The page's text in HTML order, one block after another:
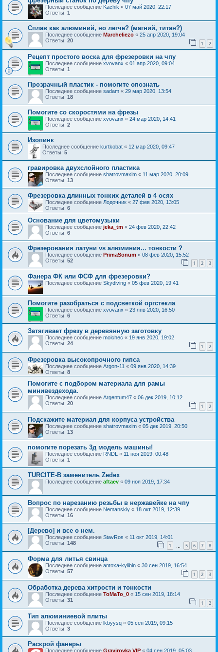
Последнее сообщение Kachik « 07 май 2020, 22:17
Ответы: 1
Сплав как алюминий, но легче? (магний, титан?)
Последнее сообщение Marcheliezo « 25 апр 2020, 19:04
Ответы: 20 1 2
Рецепт простого воска для фрезеровки на чпу
Последнее сообщение xvovanx « 01 апр 2020, 09:04
Ответы: 1
Прозрачный пластик - помогите опознать
Последнее сообщение sadam « 29 мар 2020, 13:54
Ответы: 18
Помогите со скоростями на фрезы
Последнее сообщение xvovanx « 24 мар 2020, 14:41
Ответы: 2
Изопинк
Последнее сообщение kurtkobat « 12 мар 2020, 09:47
Ответы: 5
гравировка двухслойного пластика
Последнее сообщение shatrovmaxim « 11 мар 2020, 20:09
Ответы: 13
Фрезеровка длинных тонких деталей в 4 осях
Последнее сообщение Лодочник « 27 фев 2020, 13:05
Ответы: 6
Основание для цветомузыки
Последнее сообщение jeka_tm « 24 фев 2020, 22:42
Ответы: 6
Фрезерования латуни vs алюминия... тонкости ?
Последнее сообщение PrimaSonum « 08 фев 2020, 15:52
Ответы: 52 1 2 3
Фанера ФК или ФСФ для фрезеровки?
Последнее сообщение Skydiving « 05 фев 2020, 19:41
Помогите разобраться с подсветкой оргстекла
Последнее сообщение xvovanx « 23 янв 2020, 16:50
Ответы: 6
Затягивает фрезу в деревянную заготовку
Последнее сообщение molchec « 19 янв 2020, 19:02
Ответы: 24 1 2
Фрезеровка высокопрочного гипса
Последнее сообщение Argon-11 « 09 янв 2020, 14:39
Ответы: 8
Помогите с подбором материала для рамы
минивездехода.
Последнее сообщение Argentum47 « 06 дек 2019, 10:12
Ответы: 20 1 2
Подскажите материал для корпуса устройства
Последнее сообщение shatrovmaxim « 05 дек 2019, 20:50
Ответы: 13
помогите порезать 3д модель машины!
Последнее сообщение RNDL « 11 ноя 2019, 00:48
Ответы: 1
TURCITE-B заменитель Zedex
Последнее сообщение aftaev « 09 ноя 2019, 17:34
Вопрос по нарезанию резьбы в нержавейке на чпу
Последнее сообщение Nemanskiy « 18 окт 2019, 12:39
Ответы: 16
[Дерево] и все о нем.
Последнее сообщение StavRos « 11 окт 2019, 14:01
Ответы: 148 1 5 6 7 8
Форма для литья свинца
Последнее сообщение antoxa-kylibin « 30 сен 2019, 16:54
Ответы: 57 1 2 3
Обработка дерева хитрости и тонкости
Последнее сообщение ToMaTo_0 « 15 сен 2019, 18:14
Ответы: 31 1 2
Тип алюминиевой плиты
Последнее сообщение lkbyysq « 05 сен 2019, 09:15
Ответы: 3
Раскрой фанеры
Последнее сообщение Gravirovka VIP « 04 сен 2019, 05:03